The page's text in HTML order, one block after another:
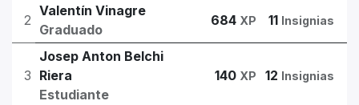
2
Valentín Vinagre
Graduado
684 XP 11 Insignias
3
Josep Anton Belchi
Riera
Estudiante
140 XP 12 Insignias